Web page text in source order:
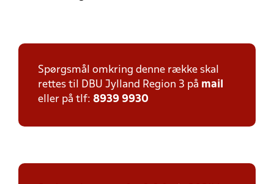
Spørgsmål omkring denne række skal
rettes til DBU Jylland Region 3 på mail
eller på tlf: 8939 9930